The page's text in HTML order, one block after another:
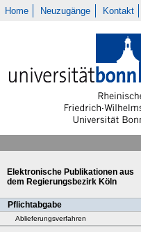
Home Neuzugänge Kontakt
Elektronische Publikationen aus
dem Regierungsbezirk Köln
Pflichtabgabe
Ablieferungsverfahren